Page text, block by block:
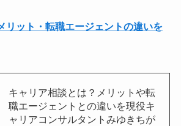
リット・転職エージェントの違いを
キャリア相談とは？メリットや転
職エージェントとの違いを現役キ
ャリアコンサルタントみゆきちが